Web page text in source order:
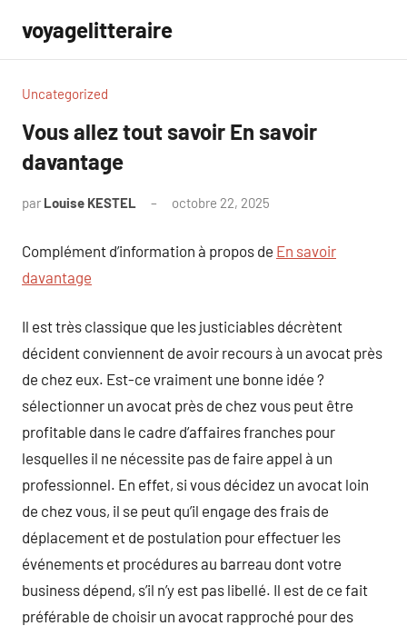
contenu
voyagelitteraire
Uncategorized
Vous allez tout savoir En savoir
davantage
par Louise KESTEL octobre 22, 2025
Complément d’information à propos de En savoir
davantage
Il est très classique que les justiciables décrètent
décident conviennent de avoir recours à un avocat près
de chez eux. Est-ce vraiment une bonne idée ?
sélectionner un avocat près de chez vous peut être
profitable dans le cadre d’affaires franches pour
lesquelles il ne nécessite pas de faire appel à un
professionnel. En effet, si vous décidez un avocat loin
de chez vous, il se peut qu’il engage des frais de
déplacement et de postulation pour effectuer les
événements et procédures au barreau dont votre
business dépend, s’il n’y est pas libellé. Il est de ce fait
préférable de choisir un avocat rapproché pour des